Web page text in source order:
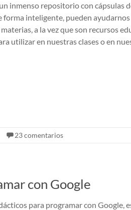
inmenso repositorio con cápsulas
forma inteligente, pueden
a la vez que son recursos
utilizar en nuestras clases o en
23 comentarios
con Google
para programar con Google,